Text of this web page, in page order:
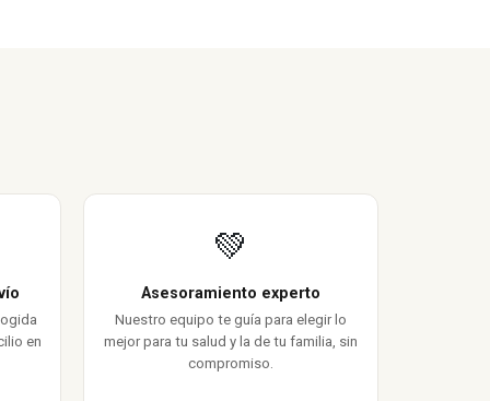
en
💚
Asesoramiento experto
Nuestro equipo te guía para elegir lo
mejor para tu salud y la de tu familia, sin
compromiso.